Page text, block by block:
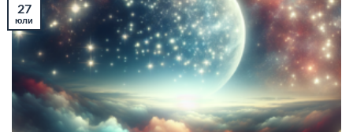
27
юли